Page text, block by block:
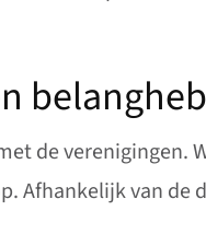
de verenigingen.
Afhankelijk van